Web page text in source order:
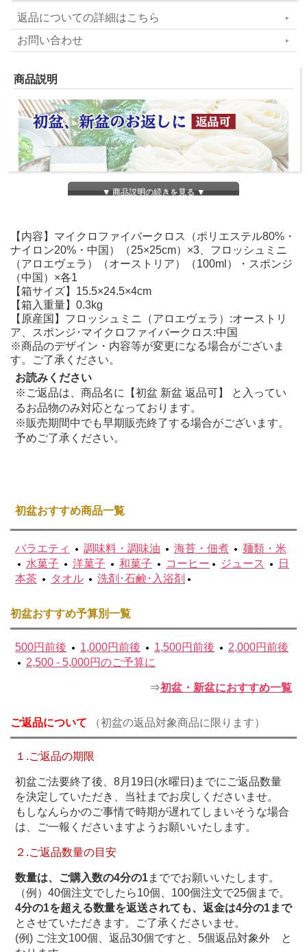
返品についての詳細はこちら
お問い合わせ
商品説明
※こちらの商品は、初盆にもご利用いただけるよう返
品対応しております。
めご了承ください。
剤です。フロッシュは自然界に存在する微生物によって
▼ 商品説明の続きを見る ▼
【内容】マイクロファイバークロス（ポリエステル80%・
ナイロン20%・中国）（25×25cm）×3、フロッシュミニ
（アロエヴェラ）（オーストリア）（100ml）・スポンジ
（中国）×各1
【箱サイズ】15.5×24.5×4cm
【箱入重量】0.3kg
【原産国】フロッシュミニ（アロエヴェラ）:オーストリ
ア、スポンジ･マイクロファイバークロス:中国
※商品のデザイン・内容等が変更になる場合がございま
す。ご了承ください。
お読みください
※ご返品は、商品名に【初盆 新盆 返品可】 と入ってい
るお品物のみ対応となっております。
※販売期間中でも早期販売終了する場合がございます。
予めご了承ください。
初盆おすすめ商品一覧
バラエティ 調味料・調味油 海苔・佃煮
麺類・米
水菓子
洋菓子 和菓子 コーヒー ジュース
日
本茶
タオル 洗剤･石鹸･入浴剤
初盆おすすめ予算別一覧
500円前後 1,000円前後 1,500円前後
2,000円前後
2,500 - 5,000円のご予算に
⇒初盆・新盆におすすめ一覧
ご返品について （初盆の返品対象商品に限ります）
１.ご返品の期限
初盆ご法要終了後、8月19日(水曜日)までにご返品数量
を決定していただき、当社までお戻しくださいませ。
もしなんらかのご事情で時期が遅れてしまいそうな場合
は、ご一報くださいますようお願いいたします。
２.ご返品数量の目安
数量は、ご購入数の4分の1まででお願いいたします。
（例）40個注文でしたら10個、100個注文で25個まで。
4分の1を超える数量を返送されても、返金は4分の1まで
とさせていただきます。ご了承くださいませ。
(例) ご注文100個、返品30個ですと、5個返品対象外 と